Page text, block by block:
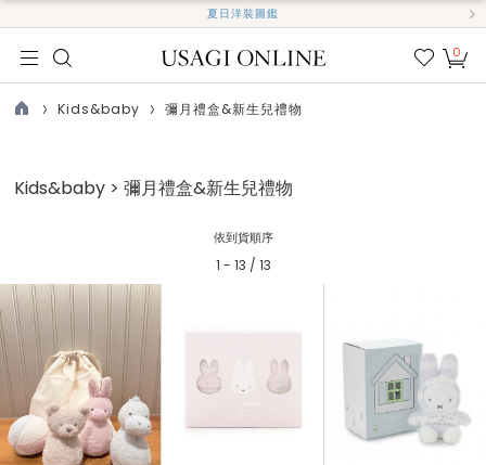
夏日洋裝圖鑑
我的
0
Kids&baby 彌月禮盒&新生兒禮物
Kids&baby > 彌月禮盒&新生兒禮物
依到貨順序
1 - 13 / 13